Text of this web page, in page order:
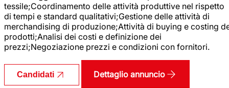
tessile;Coordinamento delle attività produttive nel rispetto
di tempi e standard qualitativi;Gestione delle attività di
merchandising di produzione;Attività di buying e costing
prodotti;Analisi dei costi e definizione dei
prezzi;Negoziazione prezzi e condizioni con fornitori.
Candidati Dettaglio annuncio